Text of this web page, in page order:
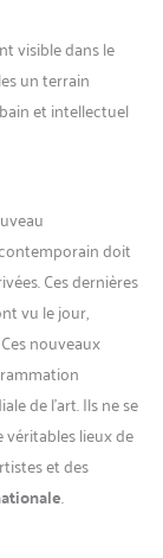
visible dans le
un terrain
et intellectuel
doit
Ces dernières
vu le jour,
nouveaux
de l’art. Ils ne se
lieux de
et des
.